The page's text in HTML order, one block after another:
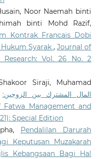
Noor Naemah binti
binti Mohd Razif,
Kontrak Francais Dobi
Syarak,Journal of
Vol. 26 No. 2
Siraji, Muhamad
المال المشترك بين الزوجين:
Fatwa Management and
Special Edition
Pendalilan Darurah
Keputusan Muzakarah
Kebangsaan Bagi Hal